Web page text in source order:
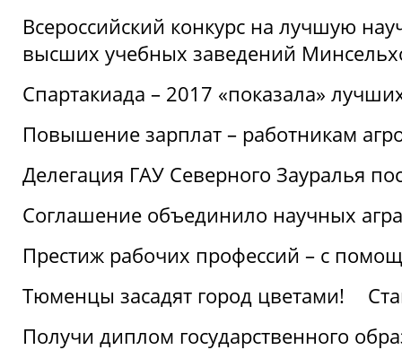
Всероссийский конкурс на лучшую
высших учебных заведений
Спартакиада – 2017 «показала»
Повышение зарплат – работникам
Делегация ГАУ Северного Зауралья
Соглашение объединило научных
Престиж рабочих профессий – с
Тюменцы засадят город цветами!
Получи диплом государственного